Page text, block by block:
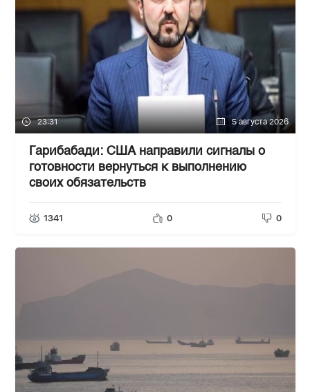
23:31 5 августа 2026
Гарибабади: США направили сигналы о
готовности вернуться к выполнению
своих обязательств
1341 0 0